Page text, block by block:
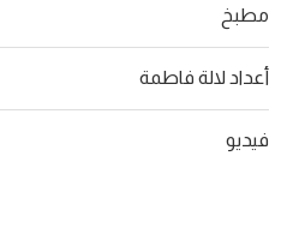
مطبخ
أعداد لالة فاطمة
فيديو